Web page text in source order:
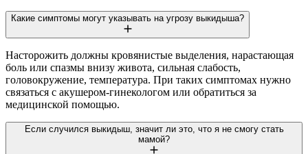
Какие симптомы могут указывать на угрозу выкидыша?
Насторожить должны кровянистые выделения, нарастающая
боль или спазмы внизу живота, сильная слабость,
головокружение, температура. При таких симптомах нужно
связаться с акушером-гинекологом или обратиться за
медицинской помощью.
Если случился выкидыш, значит ли это, что я не смогу стать
мамой?